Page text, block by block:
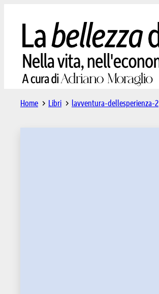
Home Libri lavventura-dellesperienza-2